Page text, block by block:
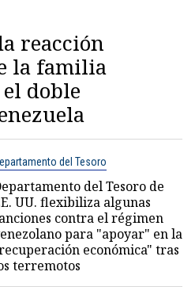
reacción
la familia
doble
del Tesoro
del Tesoro de
UU. flexibiliza algunas
contra el régimen
para "apoyar" en la
económica" tras
terremotos